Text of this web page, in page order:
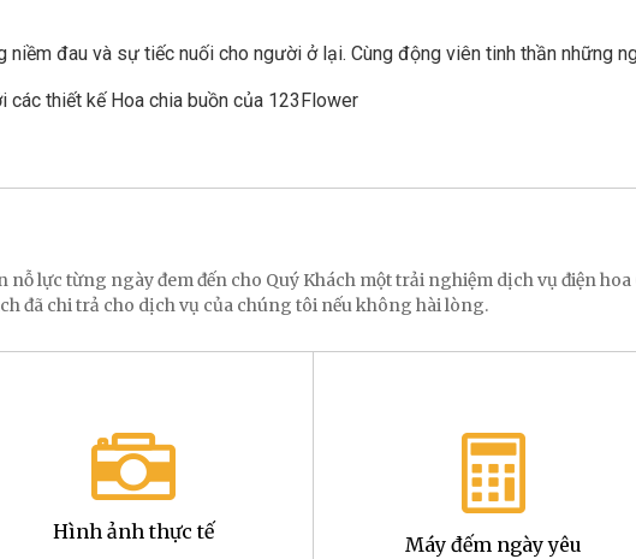
đau và sự tiếc nuối cho người ở lại. Cùng động viên tinh thần những
thiết kế Hoa chia buồn của 123Flower
lực từng ngày đem đến cho Quý Khách một trải nghiệm dịch vụ điện hoa
đã chi trả cho dịch vụ của chúng tôi nếu không hài lòng.
Hình ảnh thực tế
Máy đếm ngày yêu